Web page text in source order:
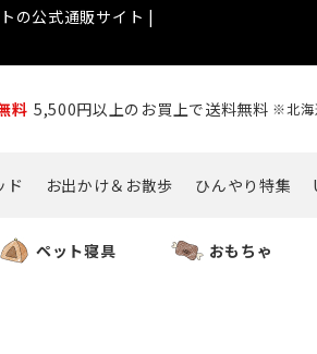
の公式通販サイト |
料 5,500円以上のお買上で送料無料 ※北海
ド お出かけ＆お散歩 ひんやり特集
ペット寝具 おもちゃ